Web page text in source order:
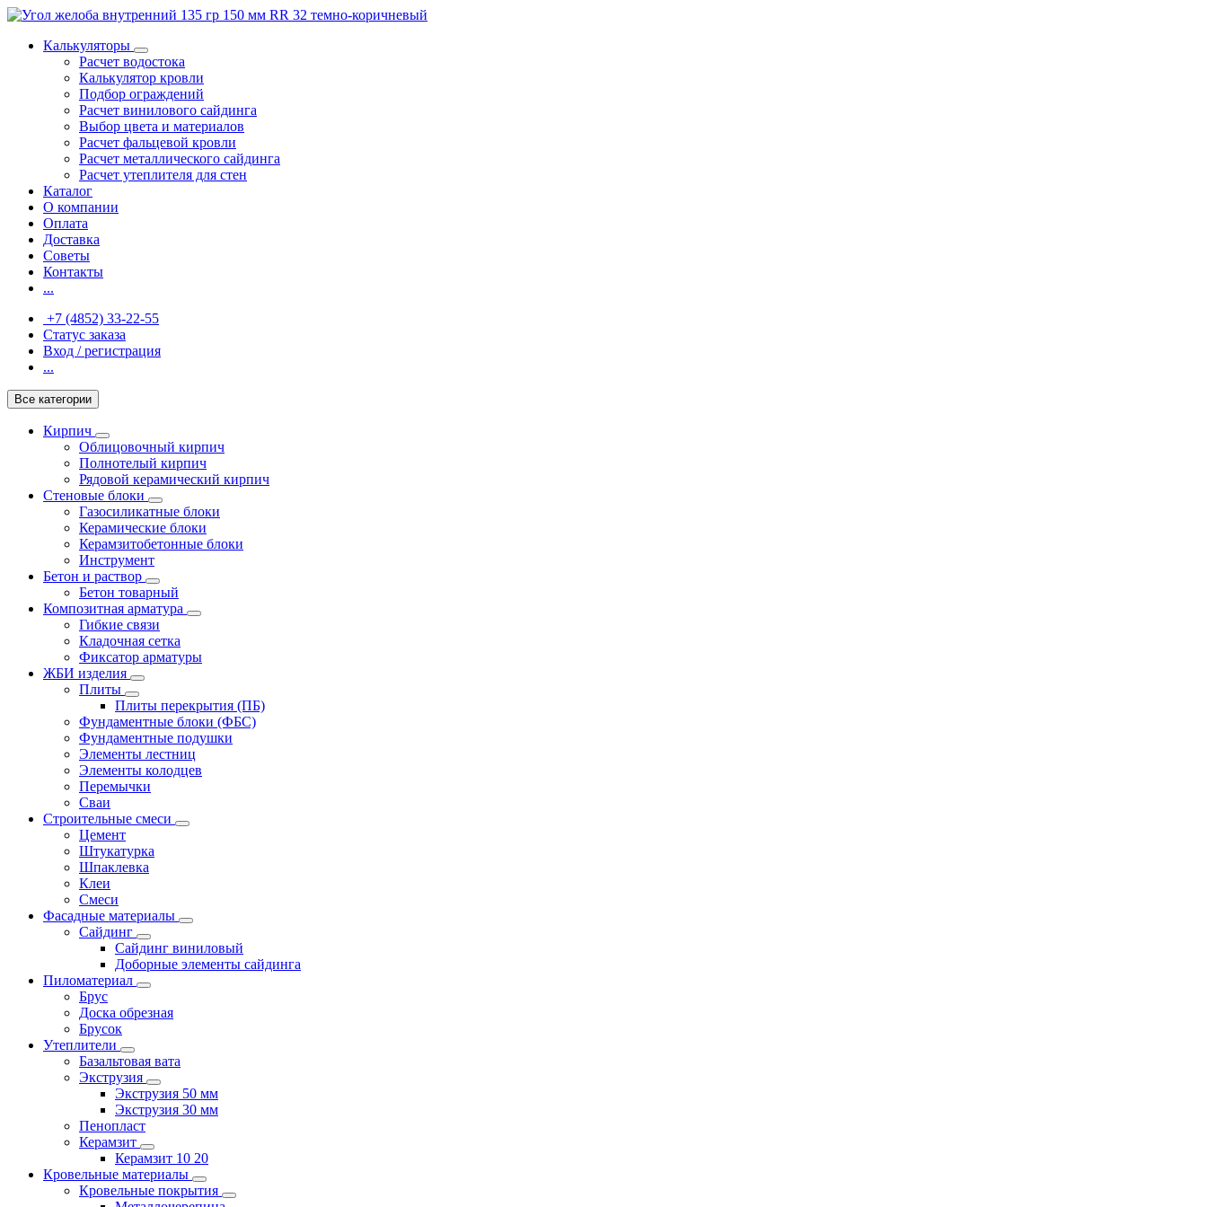
Калькуляторы
Расчет водостока
Калькулятор кровли
Подбор ограждений
Расчет винилового сайдинга
Выбор цвета и материалов
Расчет фальцевой кровли
Расчет металлического сайдинга
Расчет утеплителя для стен
Каталог
О компании
Оплата
Доставка
Советы
Контакты
...
+7 (4852) 33-22-55
Статус заказа
Вход / регистрация
...
Все категории
Кирпич
Облицовочный кирпич
Полнотелый кирпич
Рядовой керамический кирпич
Стеновые блоки
Газосиликатные блоки
Керамические блоки
Керамзитобетонные блоки
Инструмент
Бетон и раствор
Бетон товарный
Композитная арматура
Гибкие связи
Кладочная сетка
Фиксатор арматуры
ЖБИ изделия
Плиты
Плиты перекрытия (ПБ)
Фундаментные блоки (ФБС)
Фундаментные подушки
Элементы лестниц
Элементы колодцев
Перемычки
Сваи
Строительные смеси
Цемент
Штукатурка
Шпаклевка
Клеи
Смеси
Фасадные материалы
Сайдинг
Сайдинг виниловый
Доборные элементы сайдинга
Пиломатериал
Брус
Доска обрезная
Брусок
Утеплители
Базальтовая вата
Экструзия
Экструзия 50 мм
Экструзия 30 мм
Пенопласт
Керамзит
Керамзит 10 20
Кровельные материалы
Кровельные покрытия